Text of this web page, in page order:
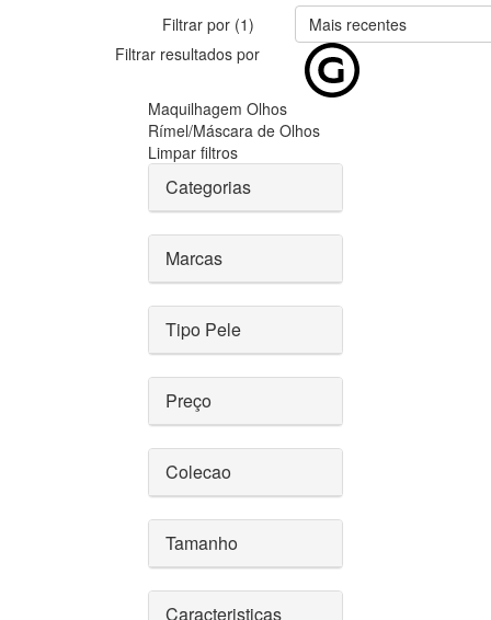
Filtrar por (1)
Mais recentes
Filtrar resultados por
Maquilhagem Olhos
Rímel/Máscara de Olhos
Limpar filtros
Categorias
Marcas
Tipo Pele
Preço
Colecao
Tamanho
Caracteristicas